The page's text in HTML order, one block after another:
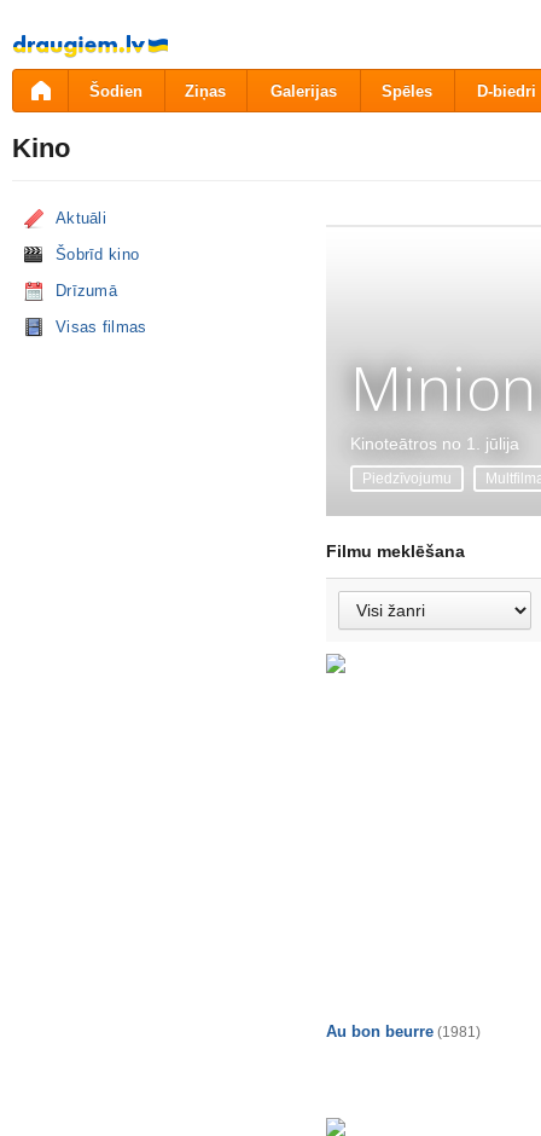
Pāriet
uz
saturu
Šodien Ziņas Galerijas Spēles D-biedri
Kino
Aktuāli
Šobrīd kino
Drīzumā
Visas filmas
Kinoteātros no 1. jūlija
Piedzīvojumu
Filmu meklēšana
Au bon beurre (1981)